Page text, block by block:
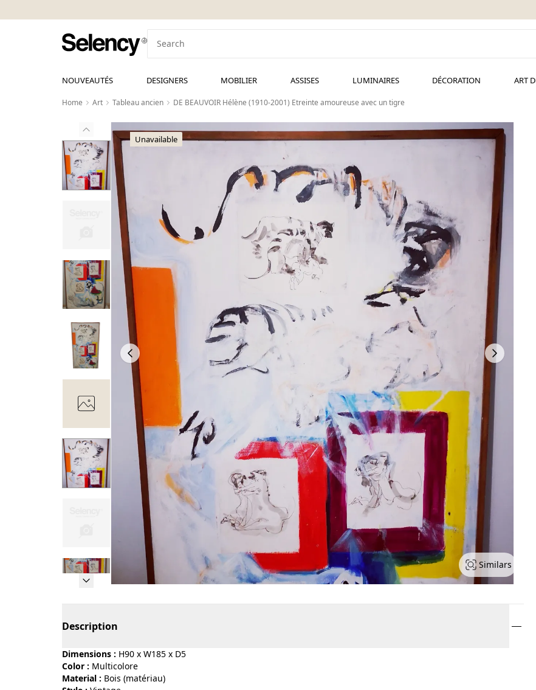
NOUVEAUTÉS DESIGNERS MOBILIER ASSISES LUMINAIRES DÉCORATION ART
Home Art Tableau ancien DE BEAUVOIR Hélène (1910-2001) Etreinte amoureuse avec un tigre
Unavailable
Similars
Description
Dimensions : H90 x W185 x D5
Color :
multicolore
Material :
bois (matériau)